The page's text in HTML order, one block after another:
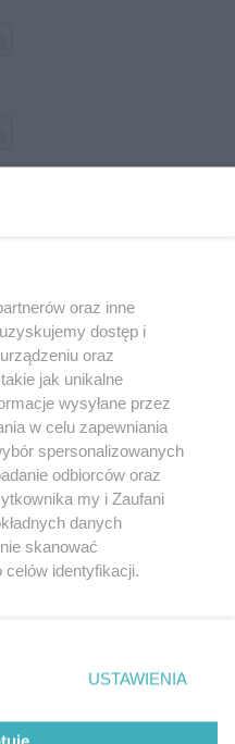
może być powielany i
w jakikolwiek sposób (w
na jakimkolwiek polu
z umieszczaniem w
praw. Jakiekolwiek użycie lub
części z naruszeniem prawa,
pod groźbą kary i może być
Media
oraz inne
dostęp i
oraz
jak unikalne
wysyłane przez
w celu zapewniania
spersonalizowanych
odbiorców oraz
my i Zaufani
danych
skanować
identyfikacji.
ustawień prywatności
rogu strony
wymagają zgody
USTAWIENIA